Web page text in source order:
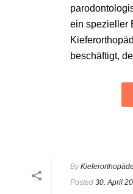
ein spezieller
beschäftigt,
By
Posted 30. April